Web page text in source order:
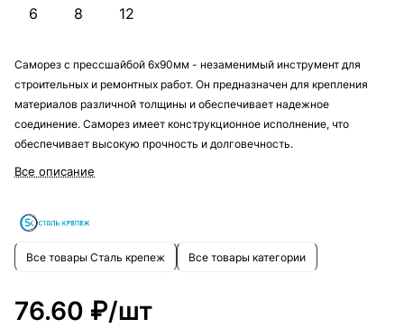
6 8 12
Саморез с прессшайбой 6х90мм - незаменимый инструмент для
строительных и ремонтных работ. Он предназначен для крепления
материалов различной толщины и обеспечивает надежное
соединение. Саморез имеет конструкционное исполнение, что
обеспечивает высокую прочность и долговечность.
Все описание
Все товары Сталь крепеж Все товары категории
76.60 ₽/шт